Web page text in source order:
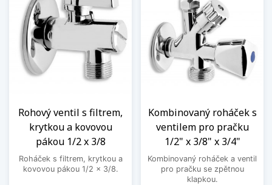
Rohový ventil s filtrem,
krytkou a kovovou
pákou 1/2 x 3/8
Roháček s filtrem, krytkou a
kovovou pákou 1/2 x 3/8.
Kombinovaný roháček s
ventilem pro pračku
1/2" x 3/8" x 3/4"
Kombinovaný roháček a ventil
pro pračku se zpětnou
klapkou.